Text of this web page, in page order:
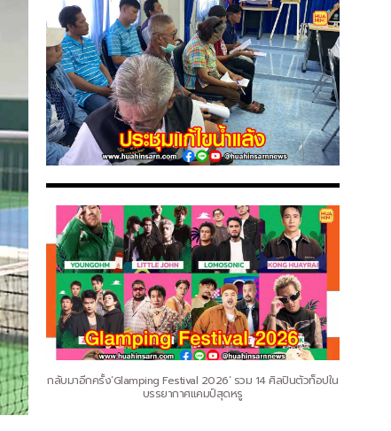
กลับมาอีกครั้ง‘Glamping Festival 2026’ รวม 14 ศิลปินตัวท็อปใน
บรรยากาศแคมป์สุดหรู